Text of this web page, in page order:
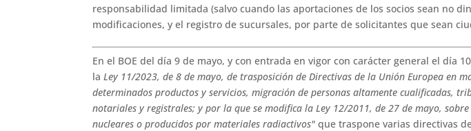
responsabilidad limitada (salvo cuando las aportaciones de los socios sean no
modificaciones, y el registro de sucursales, por parte de solicitantes que sean
En el BOE del día 9 de mayo, y con entrada en vigor con carácter general el día
laLey 11/2023, de 8 de mayo, de trasposición de Directivas de la Unión Europea en
determinados productos y servicios, migración de personas altamente cualificadas,
notariales y registrales; y por la que se modifica la Ley 12/2011, de 27 de mayo,
nucleares o producidos por materiales radiactivos" que traspone varias directivas